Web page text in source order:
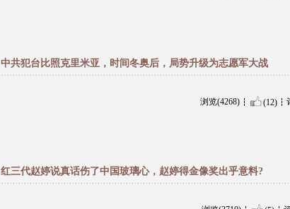
中共犯台比照克里米亚，时间冬奥后，局势升级为志愿军大战
浏览(4268) (12)
红三代赵婷说真话伤了中国玻璃心，赵婷得金像奖出乎意料?